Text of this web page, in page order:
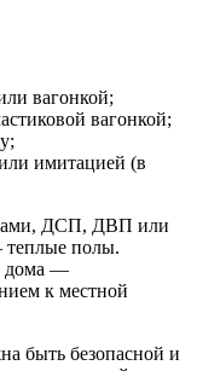
вагонкой;
вагонкой;
имитацией (в
ДСП, ДВП или
теплые полы.
дома —
к местной
быть безопасной и